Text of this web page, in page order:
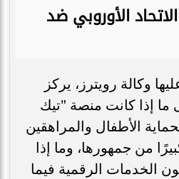
الأوروبي ضد
وكالة رويترز، يركز
ما إذا كانت منصة "تيك
الأطفال والمراهقين
من جمهورها، وما إذا
الخدمات الرقمية فيما